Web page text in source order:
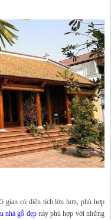
gian có diện tích lớn hơn, phù hợp
nhà gỗ đẹpnày phù hợp với những